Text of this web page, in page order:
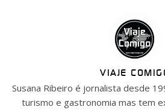
VIAJE
Susana Ribeiro é jornalista desde
turismo e gastronomia mas tem